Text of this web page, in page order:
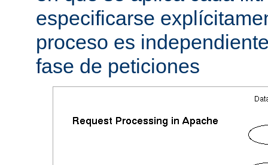
especificarse
proceso es
fase de peticiones